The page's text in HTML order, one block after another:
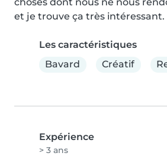
et je trouve ça très intéressant.
Les caractéristiques
Bavard
Créatif
Expérience
> 3 ans